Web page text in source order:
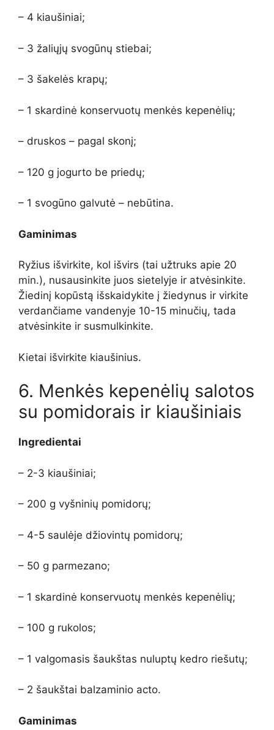
– 4 kiaušiniai;
– 3 žaliųjų svogūnų stiebai;
– 3 šakelės krapų;
– 1 skardinė konservuotų menkės kepenėlių;
– druskos – pagal skonį;
– 120 g jogurto be priedų;
– 1 svogūno galvutė – nebūtina.
Gaminimas
Ryžius išvirkite, kol išvirs (tai užtruks apie 20
min.), nusausinkite juos sietelyje ir atvėsinkite.
Žiedinį kopūstą išskaidykite į žiedynus ir virkite
verdančiame vandenyje 10-15 minučių, tada
atvėsinkite ir susmulkinkite.
Kietai išvirkite kiaušinius.
6. Menkės kepenėlių salotos
su pomidorais ir kiaušiniais
Ingredientai
– 2-3 kiaušiniai;
– 200 g vyšninių pomidorų;
– 4-5 saulėje džiovintų pomidorų;
– 50 g parmezano;
– 1 skardinė konservuotų menkės kepenėlių;
– 100 g rukolos;
– 1 valgomasis šaukštas nuluptų kedro riešutų;
– 2 šaukštai balzaminio acto.
Gaminimas